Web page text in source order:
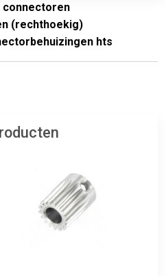
connectoren
(rechthoekig)
hts